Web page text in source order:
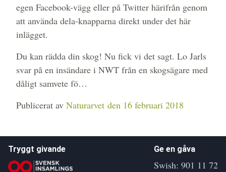
egen Facebook-vägg eller på Twitter härifrån genom
att använda dela-knapparna direkt under det här
inlägget.
Du kan rädda din skog! Nu fick vi det sagt. Lo Jarls
svar på en insändare i NWT från en skogsägare med
dåligt samvete fö…
Publicerat av Naturarvet den 16 februari 2018
Tryggt givande Ge en gåva
Swish: 901 11 72